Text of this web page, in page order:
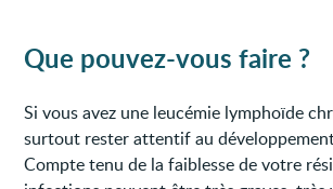
Que pouvez-vous faire ?
Si vous avez une leucémie lymphoïde
surtout rester attentif au
Compte tenu de la faiblesse de votre